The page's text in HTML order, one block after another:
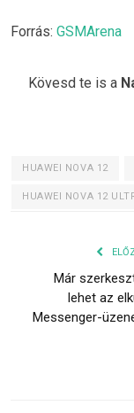
Forrás: GSMArena
Kövesd te is a
HUAWEI NOVA 12
HUAWEI NOVA 12
Már
lehet az
Messenger-